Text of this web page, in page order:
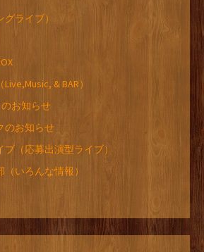
ライブ）
& BAR）
のお知らせ
のお知らせ
（応募出演型ライブ）
いろんな情報）